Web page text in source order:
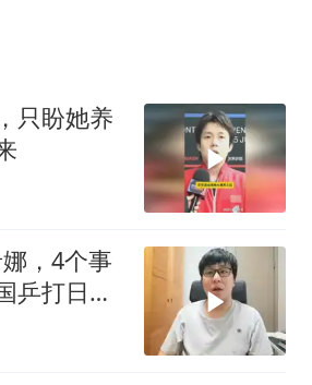
只盼她养
，4个事
乒打日本